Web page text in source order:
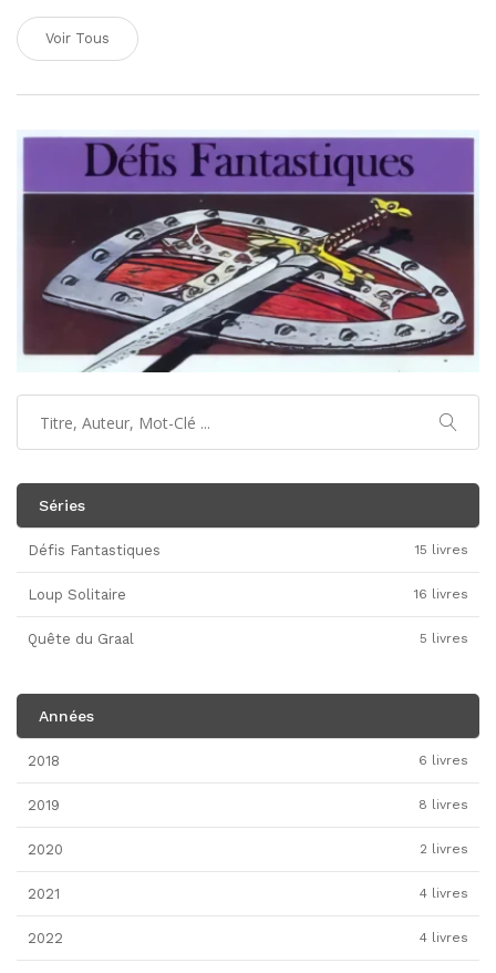
Voir Tous
Séries
Défis Fantastiques 15 livres
Loup Solitaire 16 livres
Quête du Graal 5 livres
Années
2018 6 livres
2019 8 livres
2020 2 livres
2021 4 livres
2022 4 livres